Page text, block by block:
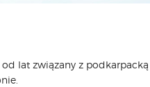
lat związany z